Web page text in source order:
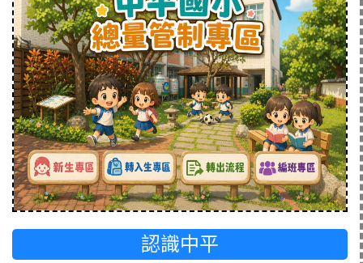
認識中平